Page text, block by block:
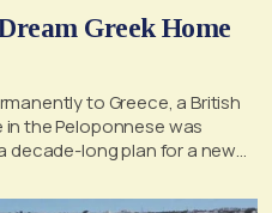
Greek Home
to Greece, a British
the Peloponnese was
decade-long plan for a new